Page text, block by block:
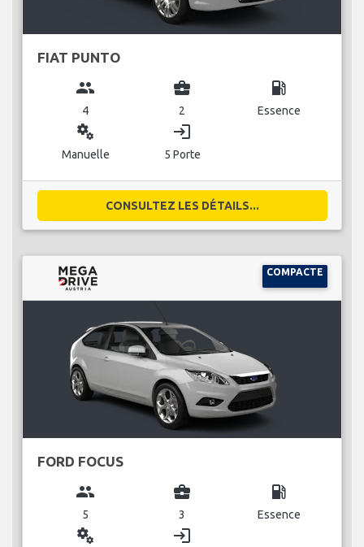
FIAT PUNTO
group
4
business_center
2
local_gas_station
Essence
miscellaneous_services
Manuelle
login
5 Porte
CONSULTEZ LES DÉTAILS...
COMPACTE
FORD FOCUS
group
5
business_center
3
local_gas_station
Essence
miscellaneous_services login